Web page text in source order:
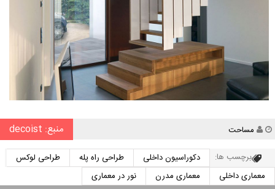
نویسنده
مساحت منبع: decoist
برچسب ها: دکوراسیون داخلی طراحی راه پله
طراحی لوکس
معماری داخلی
معماری مدرن نور در معماری